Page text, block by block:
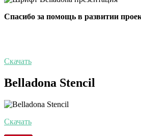
Спасибо за помощь в развитии
Скачать
Belladona Stencil
Скачать